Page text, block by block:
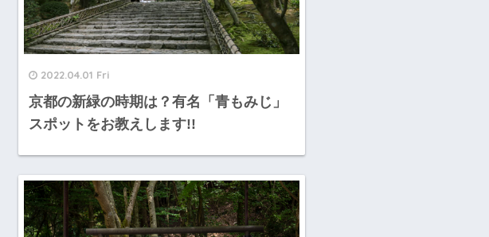
2022.04.01 Fri
京都の新緑の時期は？有名「青もみじ」
スポットをお教えします!!